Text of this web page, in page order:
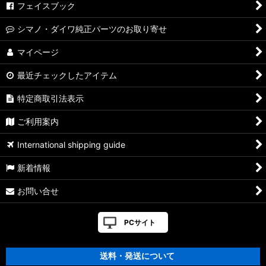
フェイスブック
シマノ・ダイワ純正パーツのお取り寄せ
マイページ
最近チェックしたアイテム
特定商取引法表示
ご利用案内
International shipping guide
新着情報
お問い合せ
PCサイト
送料・発送について